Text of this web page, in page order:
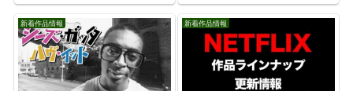
新着作品情報 新着作品情報